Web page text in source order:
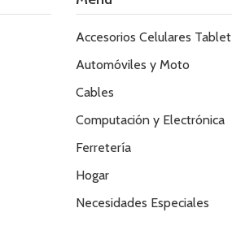
Accesorios Celulares Tablet
Automóviles y Moto
Cables
Computación y Electrónica
Ferretería
Hogar
Necesidades Especiales